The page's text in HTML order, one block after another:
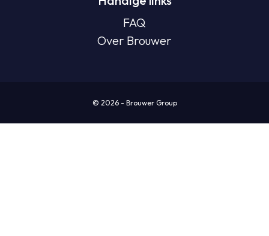
FAQ
Over Brouwer
© 2026 - Brouwer Group